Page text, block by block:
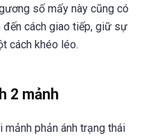
số mấy này cũng có
đến cách giao tiếp, giữ sự
cách khéo léo.
2 mảnh
phản ánh trạng thái